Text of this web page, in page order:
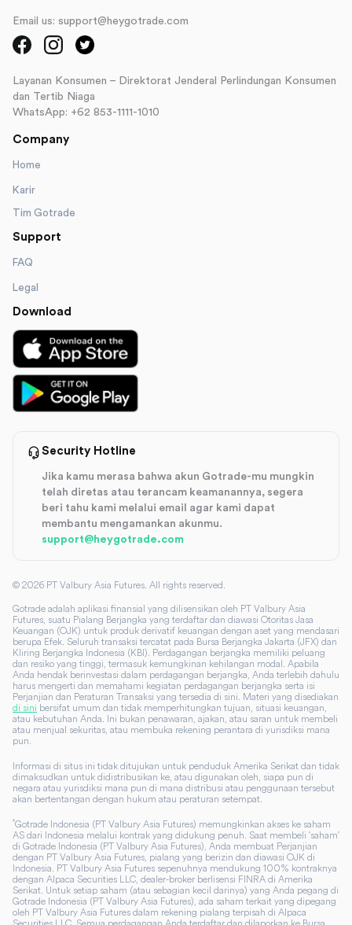
Email us: support@heygotrade.com
Layanan Konsumen – Direktorat Jenderal Perlindungan Konsumen
dan Tertib Niaga
WhatsApp: +62 853-1111-1010
Company
Home
Karir
Tim Gotrade
Support
FAQ
Legal
Download
Security Hotline
Jika kamu merasa bahwa akun Gotrade-mu mungkin
telah diretas atau terancam keamanannya, segera
beri tahu kami melalui email agar kami dapat
membantu mengamankan akunmu.
support@heygotrade.com
© 2026 PT Valbury Asia Futures. All rights reserved.
Gotrade adalah aplikasi finansial yang dilisensikan oleh PT Valbury Asia
Futures, suatu Pialang Berjangka yang terdaftar dan diawasi Otoritas Jasa
Keuangan (OJK) untuk produk derivatif keuangan dengan aset yang mendasari
berupa Efek. Seluruh transaksi tercatat pada Bursa Berjangka Jakarta (JFX) dan
Kliring Berjangka Indonesia (KBI). Perdagangan berjangka memiliki peluang
dan resiko yang tinggi, termasuk kemungkinan kehilangan modal. Apabila
Anda hendak berinvestasi dalam perdagangan berjangka, Anda terlebih dahulu
harus mengerti dan memahami kegiatan perdagangan berjangka serta isi
Perjanjian dan Peraturan Transaksi yang tersedia di sini. Materi yang disediakan
di sini bersifat umum dan tidak memperhitungkan tujuan, situasi keuangan,
atau kebutuhan Anda. Ini bukan penawaran, ajakan, atau saran untuk membeli
atau menjual sekuritas, atau membuka rekening perantara di yurisdiksi mana
pun.
Informasi di situs ini tidak ditujukan untuk penduduk Amerika Serikat dan tidak
dimaksudkan untuk didistribusikan ke, atau digunakan oleh, siapa pun di
negara atau yurisdiksi mana pun di mana distribusi atau penggunaan tersebut
akan bertentangan dengan hukum atau peraturan setempat.
*Gotrade Indonesia (PT Valbury Asia Futures) memungkinkan akses ke saham
AS dari Indonesia melalui kontrak yang didukung penuh. Saat membeli 'saham'
di Gotrade Indonesia (PT Valbury Asia Futures), Anda membuat Perjanjian
dengan PT Valbury Asia Futures, pialang yang berizin dan diawasi OJK di
Indonesia. PT Valbury Asia Futures sepenuhnya mendukung 100% kontraknya
dengan Alpaca Securities LLC, dealer-broker berlisensi FINRA di Amerika
Serikat. Untuk setiap saham (atau sebagian kecil darinya) yang Anda pegang di
Gotrade Indonesia (PT Valbury Asia Futures), ada saham terkait yang dipegang
oleh PT Valbury Asia Futures dalam rekening pialang terpisah di Alpaca